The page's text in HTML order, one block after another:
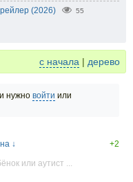
(2026) 55
с начала | дерево
нужно войти или
↓
+2
или аутист ...